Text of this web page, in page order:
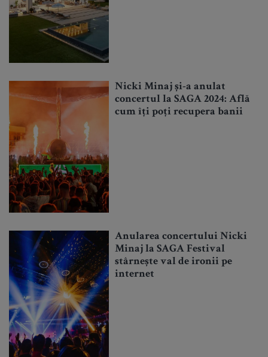
Nicki Minaj și-a anulat
concertul la SAGA 2024: Află
cum îți poți recupera banii
Anularea concertului Nicki
Minaj la SAGA Festival
stârnește val de ironii pe
internet